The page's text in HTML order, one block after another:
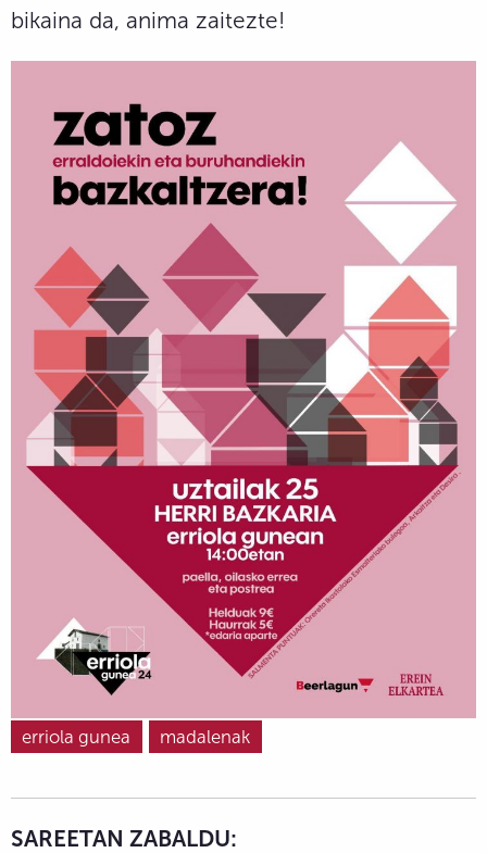
bikaina da, anima zaitezte!
erriola gunea madalenak
SAREETAN ZABALDU: